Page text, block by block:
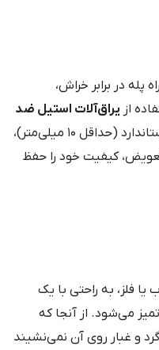
در برابر خراش،
از یراق‌آلات استیل ضد
با ضخامت استاندارد (حداقل ۱۰ میلی‌متر)،
کیفیت خود را حفظ
فلز، به راحتی با یک
می‌شود. از آنجا که
و غبار روی آن نمی‌نشیند